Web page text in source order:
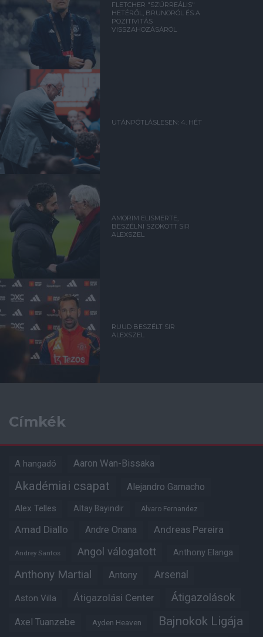
FLETCHER "SZÜRREÁLIS"
HETÉRŐL, BRUNORÓL ÉS A
POZITIVITÁS
VISSZAHOZÁSÁRÓL
UTÁNPÓTLÁSLESEN: 4. HÉT
AMORIM ELISMERTE,
BESZÉLNI SZOKOTT SIR
ALEXSZEL
RUUD BESZÉLT SIR
ALEXSZEL
Címkék
A hangadó Aaron Wan-Bissaka
Akadémiai csapat Alejandro Garnacho
Alex Telles Altay Bayindir Alvaro Fernandez
Amad Diallo Andre Onana Andreas Pereira
Andrey Santos Angol válogatott Anthony Elanga
Anthony Martial Antony Arsenal
Aston Villa Átigazolási Center Átigazolások
Axel Tuanzebe Ayden Heaven Bajnokok Ligája